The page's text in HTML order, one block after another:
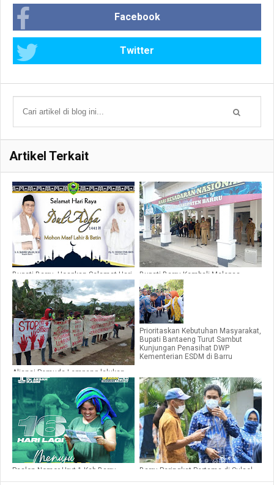
Facebook
Twitter
Artikel Terkait
Bupati Barru, Ucapkan Selamat Hari
Raya Idul Adha 1441 H
Bupati Barru Kembali Melepas
Bantuan Ke-Manusiaaan ke
Masamba
Aliansi Pemuda Lempang lalukan
Aksi Damai di Depan Kantor Desa
Lempang Barru
Prioritaskan Kebutuhan Masyarakat,
Bupati Bantaeng Turut Sambut
Kunjungan Penasihat DWP
Kementerian ESDM di Barru
Paslon Nomor Urut 1 Kab.Barru
Barru Peringkat Pertama di Sulsel